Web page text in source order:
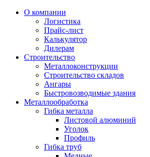
О компании
Логистика
Прайс-лист
Калькулятор
Дилерам
Строительство
Металлоконструкции
Строительство складов
Ангары
Быстровозводимые здания
Металлообработка
Гибка металла
Листовой алюминий
Уголок
Профиль
Гибка труб